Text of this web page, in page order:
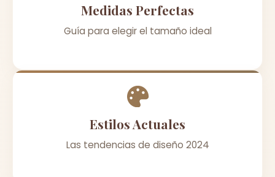
Medidas Perfectas
Guía para elegir el tamaño ideal
Estilos Actuales
Las tendencias de diseño 2024